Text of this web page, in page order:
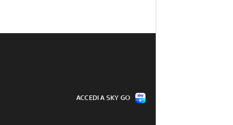
ACCEDI A SKY GO